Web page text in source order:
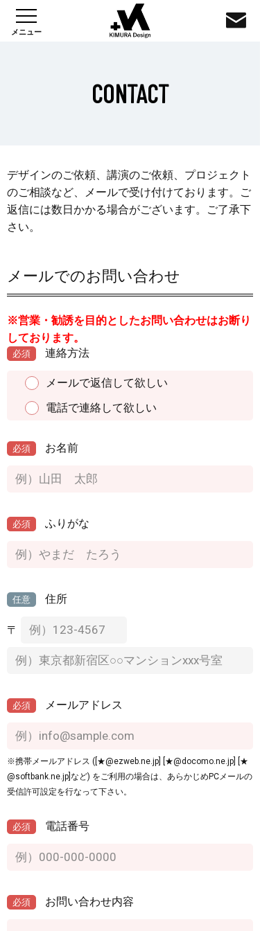
CONTACT
デザインのご依頼、講演のご依頼、プロジェクト
のご相談など、メールで受け付けております。ご
返信には数日かかる場合がございます。ご了承下
さい。
メールでのお問い合わせ
※営業・勧誘を目的としたお問い合わせはお断り
しております。
必須 連絡方法
メールで返信して欲しい
電話で連絡して欲しい
必須 お名前
必須 ふりがな
任意 住所
〒
必須 メールアドレス
※携帯メールアドレス ([★@ezweb.ne.jp] [★@docomo.ne.jp] [★
@softbank.ne.jp]など) をご利用の場合は、あらかじめPCメールの
受信許可設定を行なって下さい。
必須 電話番号
必須 お問い合わせ内容